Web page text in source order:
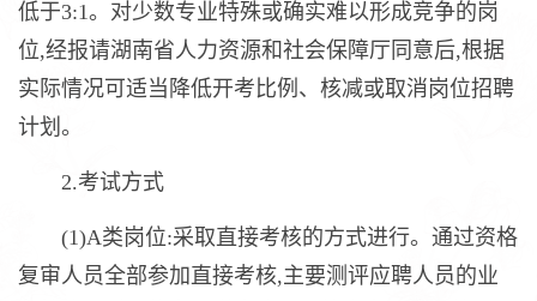
低于3:1。对少数专业特殊或确实难以形成竞争的岗
位,经报请湖南省人力资源和社会保障厅同意后,根据
实际情况可适当降低开考比例、核减或取消岗位招聘
计划。
2.考试方式
(1)A类岗位:采取直接考核的方式进行。通过资格
复审人员全部参加直接考核,主要测评应聘人员的业